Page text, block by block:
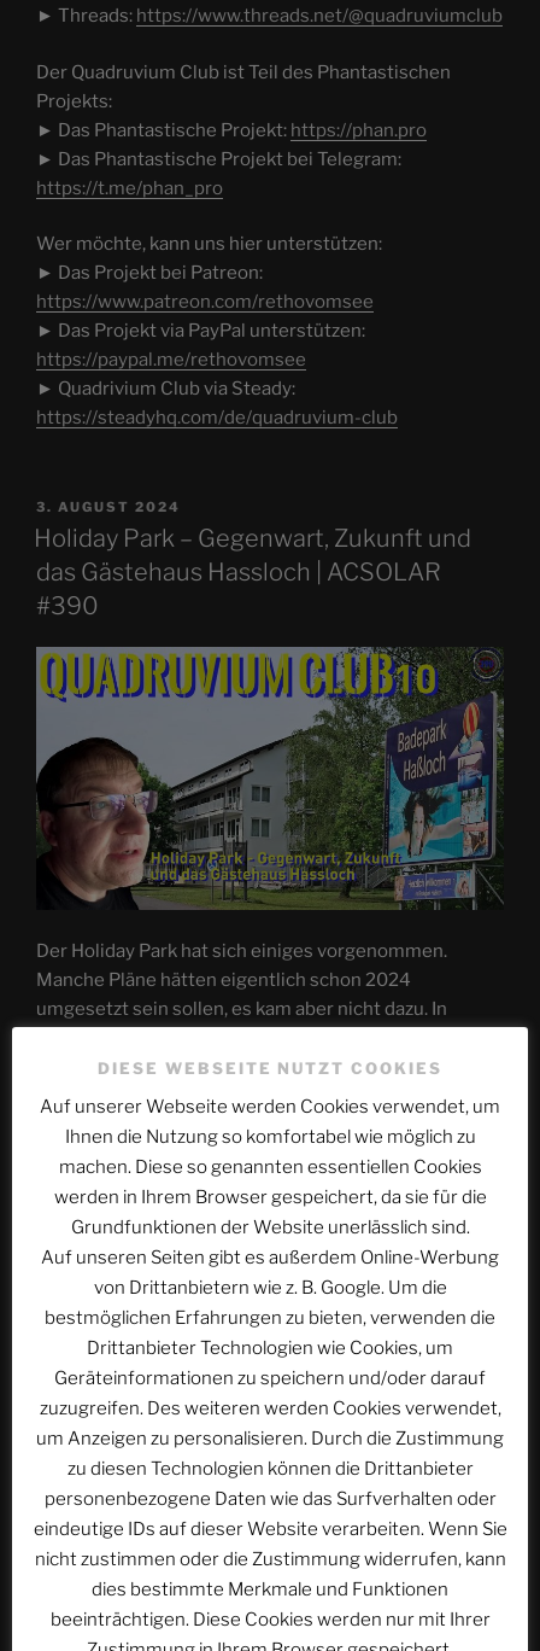
► Threads: https://www.threads.net/@quadruviumclub
Der Quadruvium Club ist Teil des Phantastischen
Projekts:
► Das Phantastische Projekt: https://phan.pro
► Das Phantastische Projekt bei Telegram:
https://t.me/phan_pro
Wer möchte, kann uns hier unterstützen:
► Das Projekt bei Patreon:
https://www.patreon.com/rethovomsee
► Das Projekt via PayPal unterstützen:
https://paypal.me/rethovomsee
► Quadrivium Club via Steady:
https://steadyhq.com/de/quadruvium-club
VERÖFFENTLICHT
AM
3. AUGUST 2024
Holiday Park – Gegenwart, Zukunft und
das Gästehaus Hassloch | ACSOLAR
#390
Der Holiday Park hat sich einiges vorgenommen.
Manche Pläne hätten eigentlich schon 2024
umgesetzt sein sollen, es kam aber nicht dazu. In
noch kommen werden, was für die Zukunft geplant ist
und übernachtet im Gästehaus Hassloch. Dabei bleibt
er auf der Suche nach neuen Themen – die auf
ungewöhnlichen Wegen zu ihm finden…
„Holiday
Park
Gegenwart,
Zukunft
Gästehaus
Hassloch
QC
#010“
von
YouTube
anzeigen
Hier klicken, um den Inhalt von YouTube
anzuzeigen.
Erfahre mehr in derDatenschutzerklärung von
YouTube.
Inhalt von YouTube immer anzeigen
„Holiday Park – Gegenwart, Zukunft und das Gästehaus
Hassloch | QC #010“ direkt öffnen
Der Quadruvium Club im Internet:
DIESE WEBSEITE NUTZT COOKIES
Auf unserer Webseite werden Cookies verwendet, um
Ihnen die Nutzung so komfortabel wie möglich zu
machen. Diese so genannten essentiellen Cookies
werden in Ihrem Browser gespeichert, da sie für die
Grundfunktionen der Website unerlässlich sind.
Auf unseren Seiten gibt es außerdem Online-Werbung
von Drittanbietern wie z. B. Google. Um die
bestmöglichen Erfahrungen zu bieten, verwenden die
Drittanbieter Technologien wie Cookies, um
Geräteinformationen zu speichern und/oder darauf
zuzugreifen. Des weiteren werden Cookies verwendet,
um Anzeigen zu personalisieren. Durch die Zustimmung
zu diesen Technologien können die Drittanbieter
personenbezogene Daten wie das Surfverhalten oder
eindeutige IDs auf dieser Website verarbeiten. Wenn Sie
nicht zustimmen oder die Zustimmung widerrufen, kann
dies bestimmte Merkmale und Funktionen
beeinträchtigen. Diese Cookies werden nur mit Ihrer